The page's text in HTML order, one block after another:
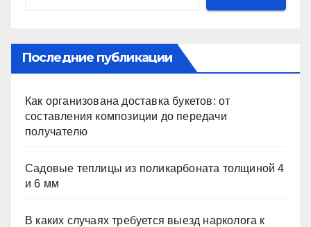
Последние публикации
Как организована доставка букетов: от
составления композиции до передачи
получателю
Садовые теплицы из поликарбоната толщиной 4
и 6 мм
В каких случаях требуется выезд нарколога к